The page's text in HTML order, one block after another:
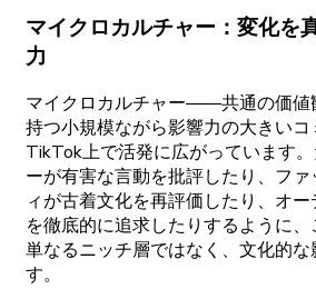
マイクロカルチャー ： 変化を
力
マイクロカルチャー――共通の価値
持つ小規模ながら影響力の大きいコ
TikTok上で活発に広がっています。
ーが有害な言動を批評したり、 ファ
ィが古着文化を再評価したり、 オー
を徹底的に追求したりするように、
単なるニッチ層ではなく、 文化的な
す。